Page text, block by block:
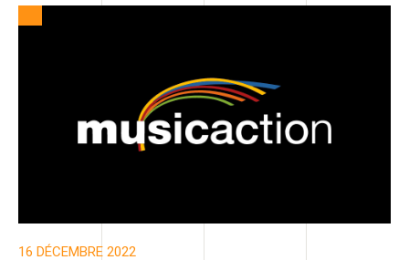
16 DÉCEMBRE 2022